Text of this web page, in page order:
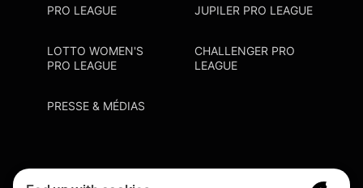
PRO LEAGUE JUPILER PRO LEAGUE
LOTTO WOMEN'S
PRO LEAGUE
CHALLENGER PRO
LEAGUE
PRESSE & MÉDIAS